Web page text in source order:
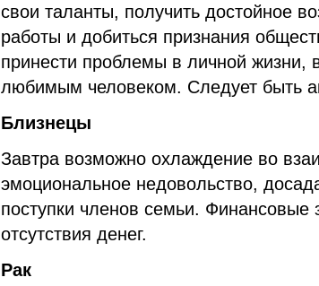
свои таланты, получить достойное
работы и добиться признания
принести проблемы в личной жизни,
любимым человеком. Следует быть
Близнецы
Завтра возможно охлаждение во
эмоциональное недовольство,
поступки членов семьи. Финансовые
отсутствия денег.
Рак